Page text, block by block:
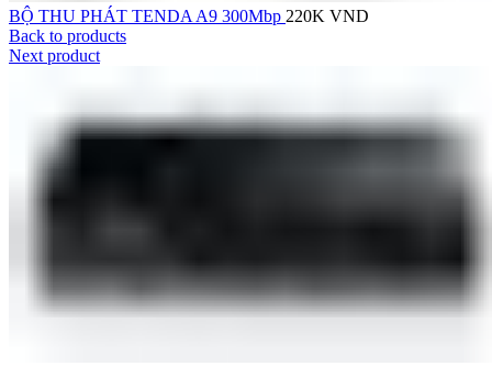
BỘ THU PHÁT TENDA A9 300Mbp 220K VND
Back to products
Next product